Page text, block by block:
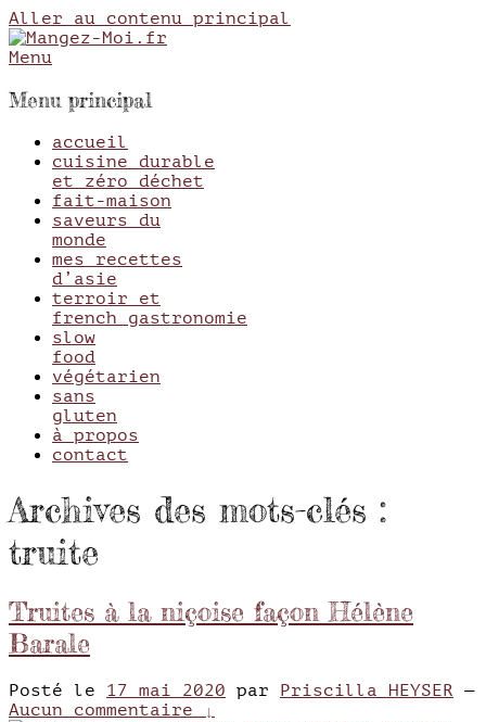
Aller au contenu principal
Menu
Menu principal
accueil
cuisine durable
et zéro déchet
fait-maison
saveurs du
monde
mes recettes
d’asie
terroir et
french gastronomie
slow
food
végétarien
sans
gluten
à propos
contact
Archives des mots-clés :
truite
Truites à la niçoise façon Hélène
Barale
Posté le 17 mai 2020 par Priscilla HEYSER
—
Aucun commentaire ↓